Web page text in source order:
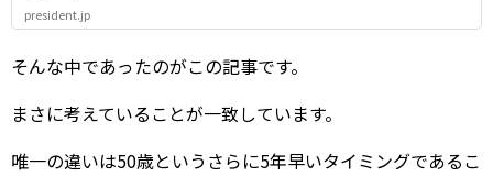
president.jp
そんな中であったのがこの記事です。
まさに考えていることが一致しています。
唯一の違いは50歳というさらに5年早いタイミングであるこ